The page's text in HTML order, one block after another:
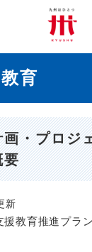
メニューを飛ばし
育
・プロジ
要
新
援教育推進プラ